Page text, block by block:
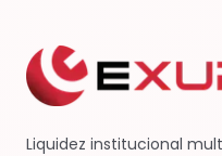
Liquidez institucional